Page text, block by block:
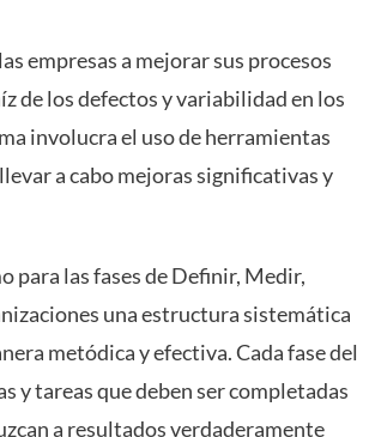
empresas a mejorar sus procesos
de los defectos y variabilidad en los
involucra el uso de herramientas
a cabo mejoras significativas y
para las fases de Definir, Medir,
una estructura sistemática
metódica y efectiva. Cada fase del
y tareas que deben ser completadas
a resultados verdaderamente